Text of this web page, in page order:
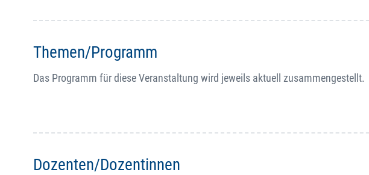
Themen/Programm
Das Programm für diese Veranstaltung wird jeweils aktuell zusammengestellt.
Dozenten/Dozentinnen